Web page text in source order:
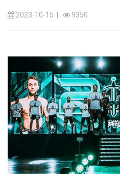
2023-10-15 | 9350